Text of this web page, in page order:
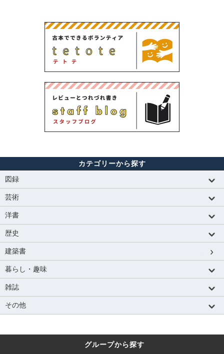
カテゴリーから探す
図録
芸術
洋書
歴史
建築書
暮らし・趣味
雑誌
その他
グループから探す